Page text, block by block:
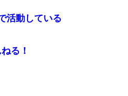
活動している
る！